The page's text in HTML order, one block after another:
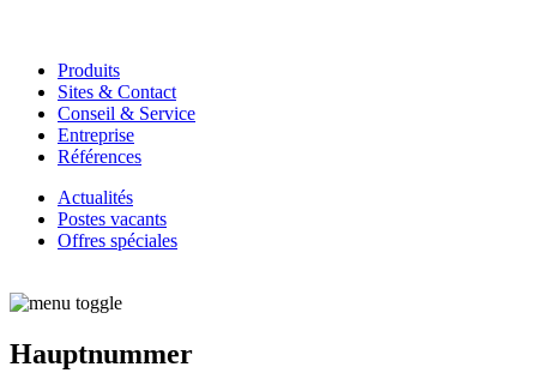
Produits
Sites & Contact
Conseil & Service
Entreprise
Références
Actualités
Postes vacants
Offres spéciales
Hauptnummer